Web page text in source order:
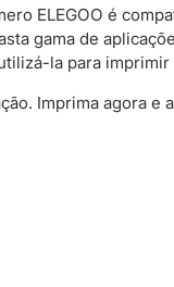
ELEGOO é
gama de
la para
Imprima agora e